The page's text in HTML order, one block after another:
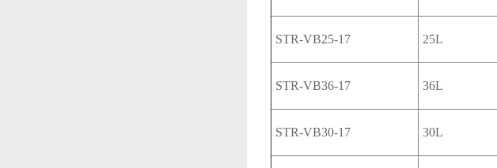
STR-VB25-17 25L
STR-VB36-17 36L
STR-VB30-17 30L